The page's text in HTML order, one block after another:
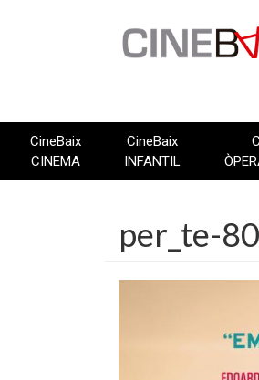
CineBaix
CINEMA
CineBaix
INFANTIL
per_te-